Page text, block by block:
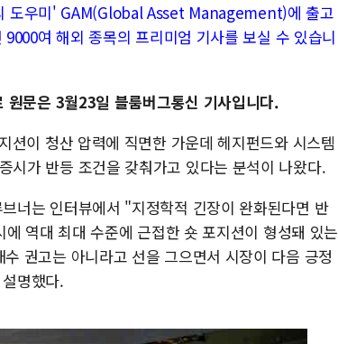
도우미' GAM(Global Asset Management)에 출고
여 해외 종목의 프리미엄 기사를 보실 수 있습니
문은 3월23일 블룸버그통신 기사입니다.
이 청산 압력에 직면한 가운데 헤지펀드와 시스템
시가 반등 조건을 갖춰가고 있다는 분석이 나왔다.
너는 인터뷰에서 "지정학적 긴장이 완화된다면 반
역대 최대 수준에 근접한 숏 포지션이 형성돼 있는
권고는 아니라고 선을 그으면서 시장이 다음 긍정
명했다.